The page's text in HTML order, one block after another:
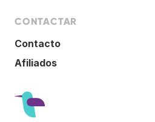
CONTACTAR
Contacto
Afiliados